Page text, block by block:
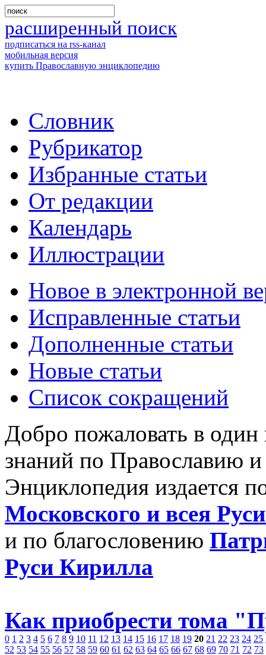
расширенный поиск
подписаться на rss-канал
мобильная версия
купить Православную энциклопедию
Словник
Рубрикатор
Избранные статьи
От редакции
Календарь
Иллюстрации
Новое в электронной
Исправленные статьи
Дополненные статьи
Новые статьи
Список сокращений
Добро пожаловать в
знаний по Православию
Энциклопедия издается
Московского и всея
и по благословению
Руси Кирилла
Как приобрести тома
0 1 2 3 4 5 6 7 8 9 10 11 12 13 14 15 16 17 18 19 20 21 22 23 24 25
52 53 54 55 56 57 58 59 60 61 62 63 64 65 66 67 68 69 70 71 72 73